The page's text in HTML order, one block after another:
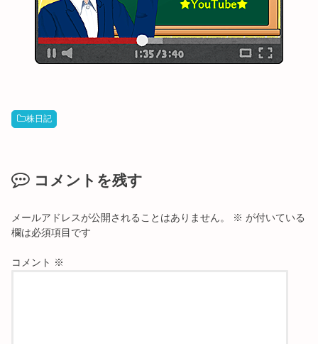
株日記
コメントを残す
メールアドレスが公開されることはありません。 ※ が付いている
欄は必須項目です
コメント ※